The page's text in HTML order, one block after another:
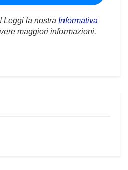
Leggi la nostra Informativa
maggiori informazioni.